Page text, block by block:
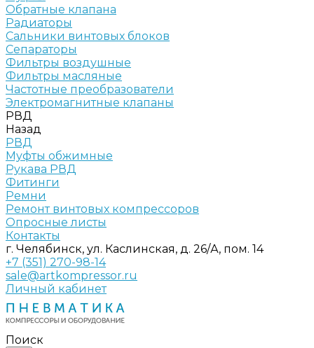
Обратные клапана
Радиаторы
Сальники винтовых блоков
Сепараторы
Фильтры воздушные
Фильтры масляные
Частотные преобразователи
Электромагнитные клапаны
РВД
Назад
РВД
Муфты обжимные
Рукава РВД
Фитинги
Ремни
Ремонт винтовых компрессоров
Опросные листы
Контакты
г. Челябинск, ул. Каслинская, д. 26/А, пом. 14
+7 (351) 270-98-14
sale@artkompressor.ru
Личный кабинет
Поиск